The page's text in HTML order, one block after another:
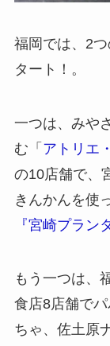
福岡では、2
タート！。
一つは、みや
む「 アトリエ
の10店舗で、
きんかんを使
『宮崎プラン
もう一つは、
食店8店舗で
ちゃ、佐土原